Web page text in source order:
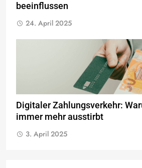
beeinflussen
24. April 2025
Digitaler Zahlungsverkehr:
immer mehr ausstirbt
3. April 2025